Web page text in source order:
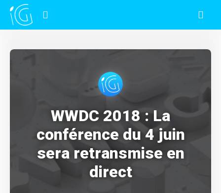
WWDC 2018 : La
conférence du 4 juin
sera retransmise en
direct